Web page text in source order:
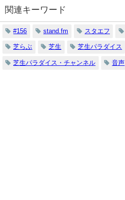
関連キーワード
#156 stand.fm スタエフ
芝らぶ 芝生 芝生パラダイス
芝生パラダイス・チャンネル 音声